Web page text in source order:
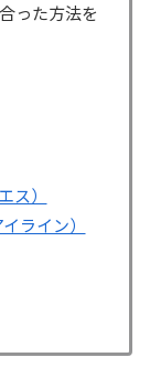
った方法を
ス）
ライン）